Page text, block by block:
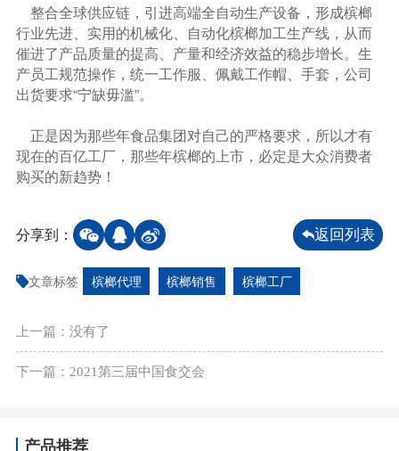
整合全球供应链，引进高端全自动生产设备，形成槟榔
行业先进、实用的机械化、自动化槟榔加工生产线，从而
催进了产品质量的提高、产量和经济效益的稳步增长。生
产员工规范操作，统一工作服、佩戴工作帽、手套，公司
出货要求“宁缺毋滥”。
正是因为那些年食品集团对自己的严格要求，所以才有
现在的百亿工厂，那些年槟榔的上市，必定是大众消费者
购买的新趋势！
分享到： 返回列表
文章标签 槟榔代理 槟榔销售 槟榔工厂
上一篇：没有了
下一篇：2021第三届中国食交会
产品推荐